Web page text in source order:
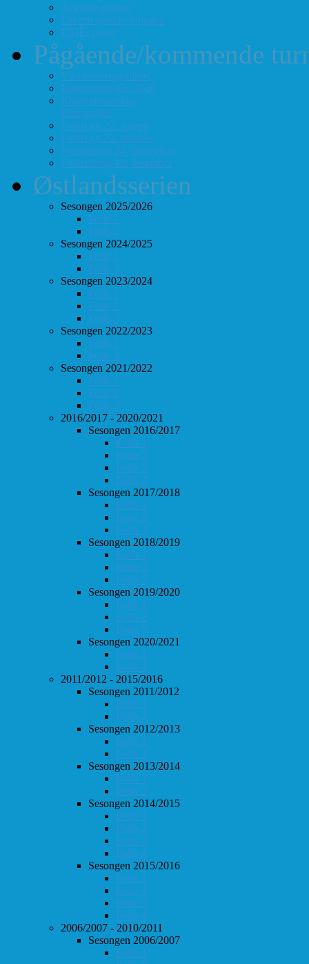
Årsmøte-papirer
Litt om sjakkforeningen
FIDEs regler
Pågående/kommende
Vårt turneringstilbud
Høstturneringen 2026
Klubbmesterskap
Hurtigsjakk
FolloLyn 27. august
FolloLyn 22. oktober
FolloHurtig 24. september
FolloHurtig 10. desember
Østlandsserien
Sesongen 2025/2026
Follo 1
Follo 2
Sesongen 2024/2025
Follo 1
Follo 2
Sesongen 2023/2024
Follo 1
Follo 2
Follo 3
Sesongen 2022/2023
Follo 1
Follo 2
Sesongen 2021/2022
Follo 1
Follo 2
Follo 3
2016/2017 - 2020/2021
Sesongen 2016/2017
Follo 1
Follo 2
Follo 3
Follo 4
Sesongen 2017/2018
Follo 1
Follo 2
Follo 3
Sesongen 2018/2019
Follo 1
Follo 2
Follo 3
Sesongen 2019/2020
Follo 1
Follo 2
Follo 3
Sesongen 2020/2021
Follo 1
Follo 2
2011/2012 - 2015/2016
Sesongen 2011/2012
Follo 1
Follo 2
Sesongen 2012/2013
Follo 1
Follo 2
Sesongen 2013/2014
Follo 1
Follo 2
Sesongen 2014/2015
Follo 1
Follo 2
Follo 3
Follo 4
Sesongen 2015/2016
Follo 1
Follo 2
Follo 3
Follo 4
2006/2007 - 2010/2011
Sesongen 2006/2007
Follo 1